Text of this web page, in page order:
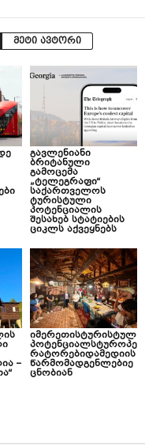
მეტი ავტორი
გავლენიანი
ბრიტანული
გამოცემა
„ტელეგრაფი“
საქართველოს
ტურისტული
პოტენციალის
შესახებ სტატიების
ციკლს აქვეყნებს
–
იმერეთისტურისტულ
პოტენციალსტუროპე
რატორებიდამედიის
წარმომადგენლებიე
ცნობიან